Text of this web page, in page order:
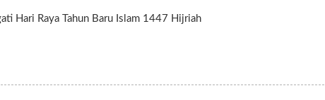
Beautiful & Elegant One page Parallax Template
Hari Raya Tahun Baru Islam 1447 Hijriah